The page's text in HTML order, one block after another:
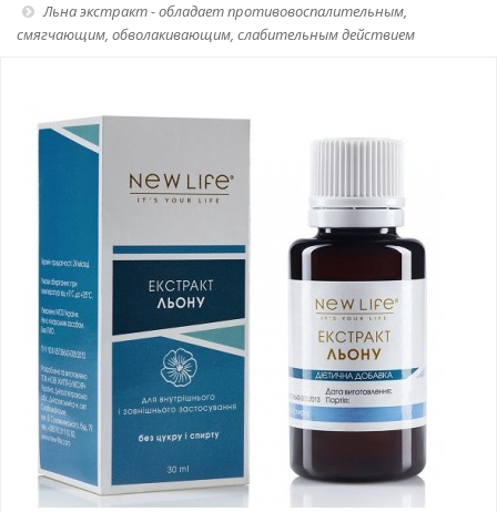
Льна экстракт - обладает противовоспалительным,
смягчающим, обволакивающим, слабительным действием